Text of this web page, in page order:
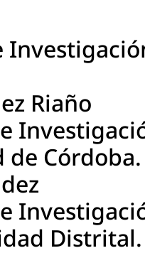
Riaño
de Córdoba.
Distrital.